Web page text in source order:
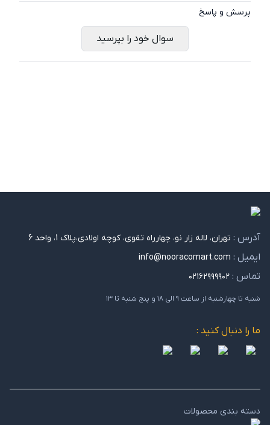
پرسش و پاسخ
سوال خود را بپرسید
آدرس : تهران، لاله زار نو، چهارراه تقوی، کوچه اولادی،پلاک 1، واحد 6
ایمیل : info@nooracomart.com
تماس : ۰۲۱۶۲۹۹۹۹۰۲
شنبه تا چهارشنبه از ساعت ۹ الی ۱۸ و پنج شنبه تا ۱۳
ما را دنبال کنید :
دسته بندی محصولات